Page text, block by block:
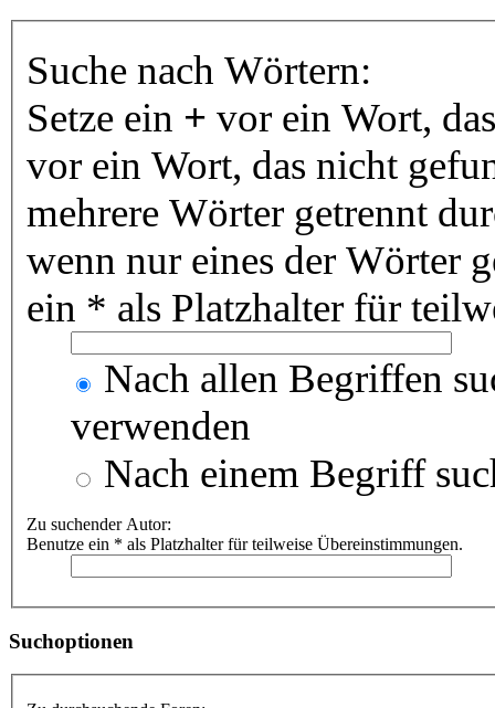
Suche nach Wörtern:
Setze ein + vor ein Wort,
vor ein Wort, das nicht
mehrere Wörter getrennt
wenn nur eines der Wörter
ein * als Platzhalter für
Nach allen Begriffen
verwenden
Nach einem Begriff
Zu suchender Autor:
Benutze ein * als Platzhalter für teilweise Übereinstimmungen.
Suchoptionen